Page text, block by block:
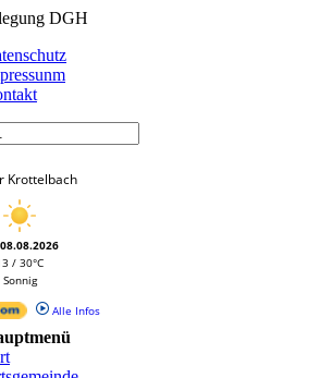
DGH
Krottelbach
/ 30°C
Sonnig
Alle Infos